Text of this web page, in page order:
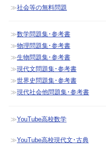
社会等の無料問題
数学問題集･参考書
物理問題集･参考書
生物問題集･参考書
現代文問題集･参考書
世界史問題集･参考書
現代社会他問題集･参考書
YouTube高校数学
YouTube高校現代文･古典